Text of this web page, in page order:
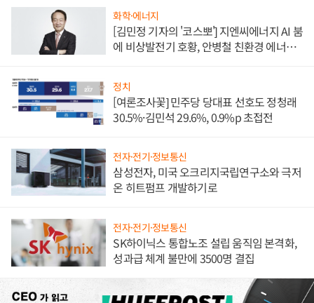
화학·에너지
[김민정 기자의 '코스뽀'] 지엔씨에너지 AI 붐
에 비상발전기 호황, 안병철 친환경 에너지
정치
[여론조사꽃] 민주당 당대표 선호도 정청래
30.5%·김민석 29.6%, 0.9%p 초접전
전자·전기·정보통신
삼성전자, 미국 오크리지국립연구소와 극저
온 히트펌프 개발하기로
전자·전기·정보통신
SK하이닉스 통합노조 설립 움직임 본격화,
성과급 체계 불만에 3500명 결집